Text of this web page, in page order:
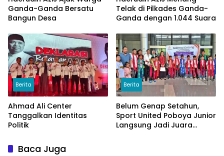
Ganda-Ganda Bersatu
Bangun Desa
Telak di Pilkades Ganda-
Ganda dengan 1.044 Suara
Berita
Ahmad Ali Center
Tanggalkan Identitas
Politik
Berita
Belum Genap Setahun,
Sport United Poboya Junior
Langsung Jadi Juara
Baca Juga